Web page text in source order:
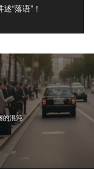
“落语”！
的混沌